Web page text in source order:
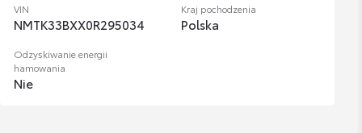
VIN
NMTK33BXX0R295034
Kraj pochodzenia
Polska
Odzyskiwanie energii
hamowania
Nie